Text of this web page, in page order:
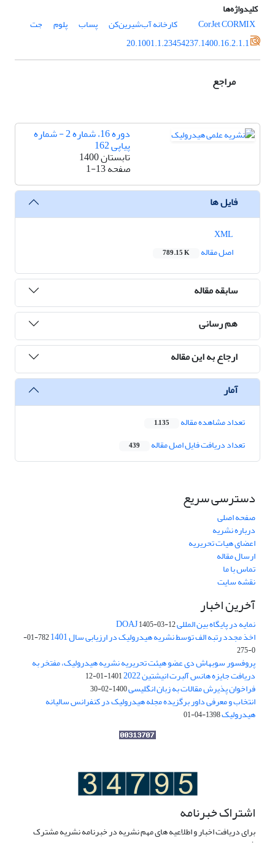
کلیدواژه‌ها
CorJetCORMIX کارخانه آب‌شیرین‌کن پساب پلوم
جت
20.1001.1.23454237.1400.16.2.1.1
مراجع
دوره 16، شماره 2 - شماره
پیاپی 162
تابستان 1400
صفحه1-13
فایل ها
اصل مقاله
789.15 K
سابقه مقاله
هم رسانی
ارجاع به این مقاله
آمار
تعداد مشاهده مقاله 1,135
تعداد دریافت فایل اصل مقاله 439
دسترسی سریع
صفحه اصلی
درباره نشریه
اعضای هیات تحریریه
ارسال مقاله
تماس با ما
نقشه سایت
آخرین اخبار
نمایه در پایگاه بین المللی DOAJ1405-03-12
اخذ مجدد رتبه الف توسط نشریه هیدرولیک در ارزیابی سال 1401
782-01-
0-275
پروفسور سوبهاش دی عضو هیئت تحریریه نشریه هیدرولیک، مفتخر به
دریافت جایزه هانس آلبرت انیشتین 2022 1401-01-12
فراخوان پذیرش مقالات به زبان انگلیسی1400-02-30
انتخاب و معرفی داور برگزیده مجله هیدرولیک در کنفرانس سالیانه
هیدرولیک1398-04-01
اشتراک خبرنامه
برای دریافت اخبار و اطلاعیه های مهم نشریه در خبرنامه نشریه مشترک